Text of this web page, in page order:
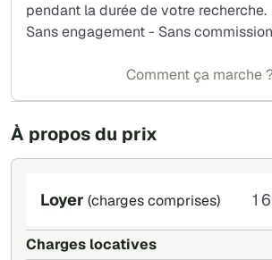
À propos du prix
Loyer (charges comprises) 1
Charges locatives
pendant la durée de votre recherche.
Sans engagement - Sans commission
Comment ça marche